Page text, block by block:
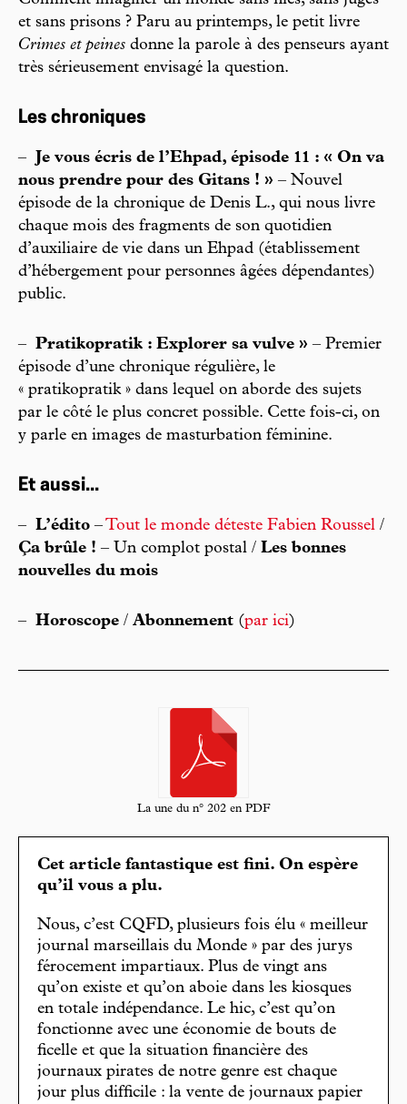
et sans prisons ? Paru au printemps, le petit livre
Crimes et peines donne la parole à des penseurs ayant
très sérieusement envisagé la question.
Les chroniques
–
Je vous écris de l’Ehpad, épisode 11 : « On va
nous prendre pour des Gitans ! » – Nouvel
épisode de la chronique de Denis L., qui nous livre
chaque mois des fragments de son quotidien
d’auxiliaire de vie dans un Ehpad (établissement
d’hébergement pour personnes âgées dépendantes)
public.
– Pratikopratik : Explorer sa vulve » – Premier
épisode d’une chronique régulière, le
« pratikopratik » dans lequel on aborde des sujets
par le côté le plus concret possible. Cette fois-ci, on
y parle en images de masturbation féminine.
Et aussi...
– L’édito –Tout le monde déteste Fabien Roussel /
Ça brûle ! – Un complot postal / Les bonnes
nouvelles du mois
– Horoscope / Abonnement (par ici)
La une du n° 202 en PDF
Cet article fantastique est fini. On espère
qu’il vous a plu.
Nous, c’est CQFD, plusieurs fois élu « meilleur
journal marseillais du Monde » par des jurys
férocement impartiaux. Plus de vingt ans
qu’on existe et qu’on aboie dans les kiosques
en totale indépendance. Le hic, c’est qu’on
fonctionne avec une économie de bouts de
ficelle et que la situation financière des
journaux pirates de notre genre est chaque
jour plus difficile : la vente de journaux papier